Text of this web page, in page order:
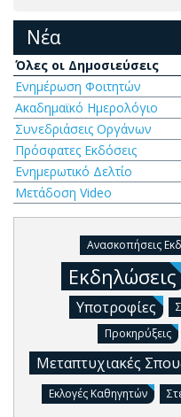
Νέα
Όλες οι Δημοσιεύσεις
Ενημέρωση Φοιτητών
Ακαδημαϊκό Ημερολόγιο
Συνεδριάσεις Οργάνων
Πρόσφατες Εκδόσεις
Ενημερωτικό Δελτίο
Μετάδοση Video
Ανασκοπήσεις
Εκδηλώσεις
Υποτροφίες
Προκηρύξεις
Μεταπτυχιακές
Εκλογές Καθηγητών